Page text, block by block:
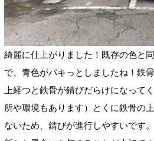
綺麗に仕上がりました！既存の色と
で、青色がパキっとしましたね！鉄
上経つと鉄骨が錆びだらけになって
所や環境もあります）とくに鉄骨の
ないため、錆びが進行しやすいです